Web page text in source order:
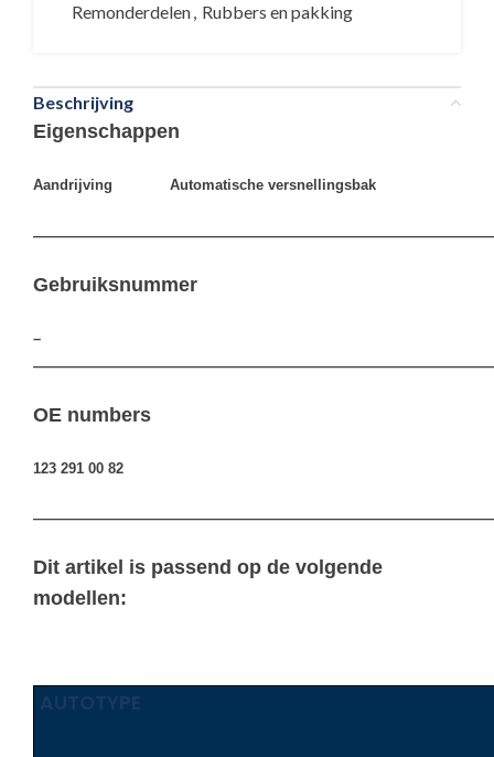
Remonderdelen, Rubbers en pakking
Beschrijving
Eigenschappen
Aandrijving Automatische versnellingsbak
Gebruiksnummer
–
OE numbers
123 291 00 82
Dit artikel is passend op de volgende
modellen:
AUTOTYPE